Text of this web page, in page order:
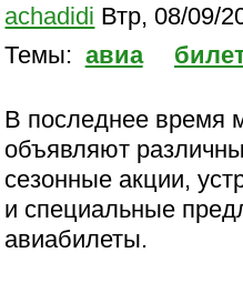
achadidi Втр, 08/09/
Темы: авиа
В последнее время
объявляют
сезонные акции,
и специальные
авиабилеты.